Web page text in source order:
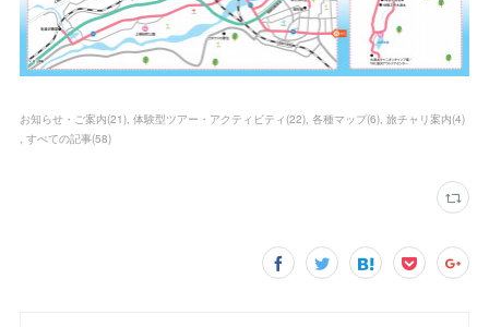
お知らせ・ご案内(21) 体験型ツアー・アクティビティ (22) 各種マップ(6) 旅チャリ案内(4)
すべての記事(58)